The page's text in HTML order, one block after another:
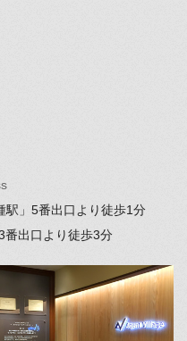
」 5番出口より徒歩1分
番出口より徒歩3分